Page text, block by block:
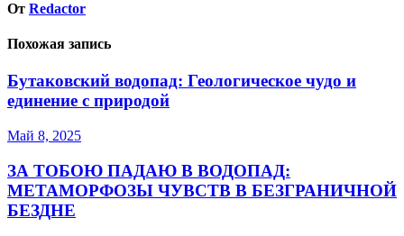
От Redactor
Похожая запись
Бутаковский водопад: Геологическое чудо и
единение с природой
Май 8, 2025
ЗА ТОБОЮ ПАДАЮ В ВОДОПАД:
МЕТАМОРФОЗЫ ЧУВСТВ В БЕЗГРАНИЧНОЙ
БЕЗДНЕ